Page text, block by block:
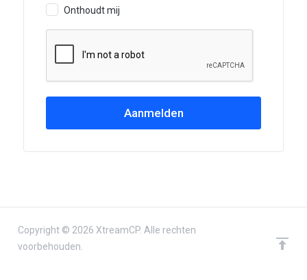
Onthoudt mij
Copyright © 2026 XtreamCP. Alle rechten
voorbehouden.